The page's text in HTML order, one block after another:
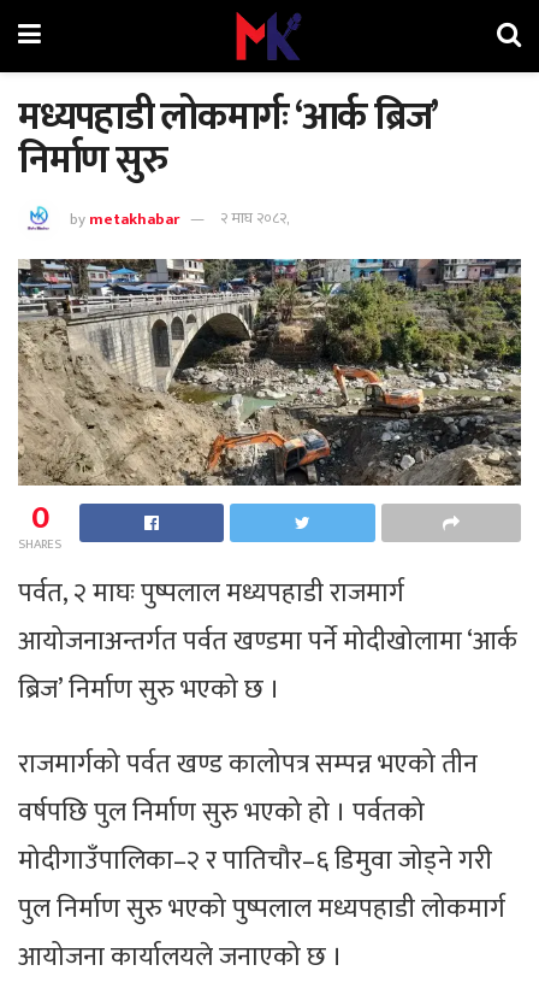
मध्यपहाडी लोकमार्गः ‘आर्क ब्रिज’
निर्माण सुरु
bymetakhabar २ माघ २०८२,
0
SHARES
पर्वत, २ माघः पुष्पलाल मध्यपहाडी राजमार्ग
आयोजनाअन्तर्गत पर्वत खण्डमा पर्ने मोदीखोलामा ‘आर्क
ब्रिज’ निर्माण सुरु भएको छ ।
राजमार्गको पर्वत खण्ड कालोपत्र सम्पन्न भएको तीन
वर्षपछि पुल निर्माण सुरु भएको हो । पर्वतको
मोदीगाउँपालिका–२ र पातिचौर–६ डिमुवा जोड्ने गरी
पुल निर्माण सुरु भएको पुष्पलाल मध्यपहाडी लोकमार्ग
आयोजना कार्यालयले जनाएको छ ।